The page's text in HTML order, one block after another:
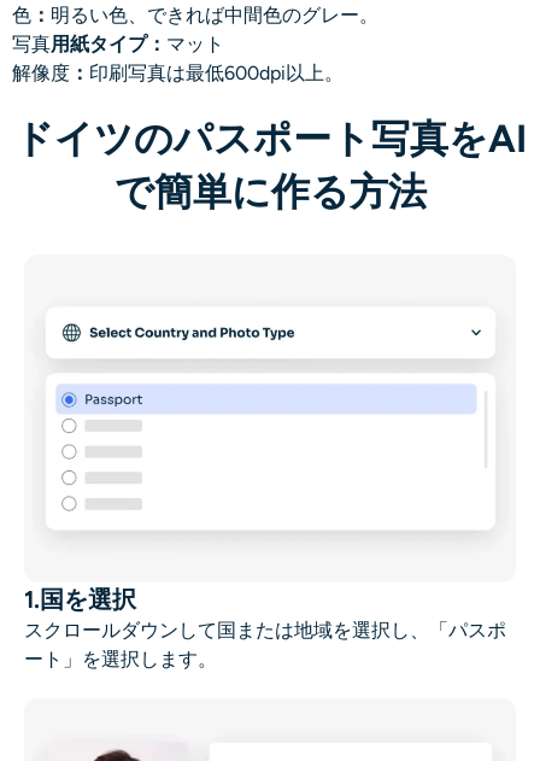
色 ： 明るい色、できれば中間色のグレー。
写真用紙タイプ： マット
解像度 ： 印刷写真は最低600dpi以上。
ドイツのパスポート写真をAI
で簡単に作る方法
1.国を選択
スクロールダウンして国または地域を選択し、「パスポ
ート」を選択します。